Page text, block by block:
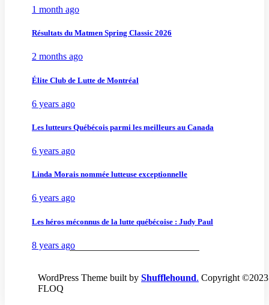
1 month ago
Résultats du Matmen Spring Classic 2026
2 months ago
Élite Club de Lutte de Montréal
6 years ago
Les lutteurs Québécois parmi les meilleurs au Canada
6 years ago
Linda Morais nommée lutteuse exceptionnelle
6 years ago
Les héros méconnus de la lutte québécoise : Judy Paul
8 years ago
WordPress Theme built by Shufflehound. Copyright ©2023
FLOQ